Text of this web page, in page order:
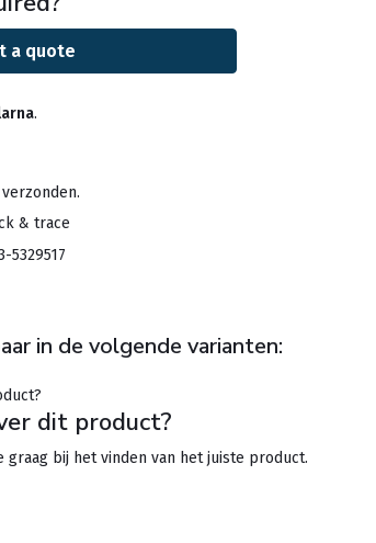
a quote
.
& trace
5329517
in de volgende varianten:
dit product?
graag bij het vinden van het juiste product.